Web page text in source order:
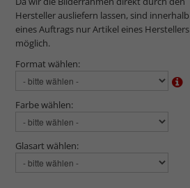
Hersteller ausliefern lassen, sind innerhalb
eines Auftrags nur Artikel eines Herstellers
möglich.
Format wählen:
Farbe wählen:
Glasart wählen: